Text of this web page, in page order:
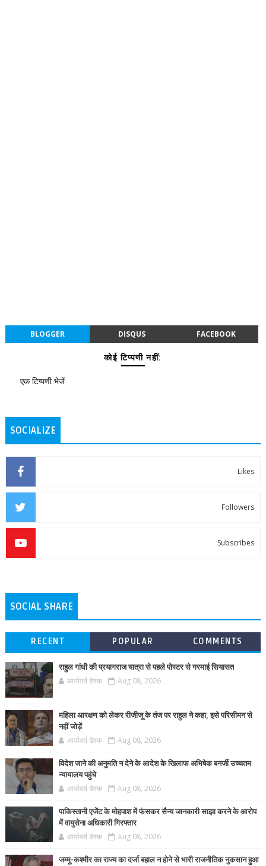
BLOGGER DISQUS FACEBOOK
कोई टिप्पणी नहीं:
एक टिप्पणी भेजें
SOCIALIZE
Likes
Followers
Subscribes
SOCIAL SHARE
RECENT POPULAR COMMENTS
राहुल गांधी की प्रयागराज यात्रा से पहले पोस्टर से गरमाई सियासत
आर्यावर्त डेस्क Aug 08, 2026
महिला आरक्षण को लेकर रीजीजू के तंज पर राहुल ने कहा, इसे परिसीमन से
नहीं जोड़ें
आर्यावर्त डेस्क Aug 08, 2026
विदेश जाने की अनुमति न देने के आदेश के खिलाफ अभिषेक बनर्जी उच्चतम
न्यायालय पहुंचे
आर्यावर्त डेस्क Aug 08, 2026
पाकिस्तानी एजेंट के मोहपाश में फंसकर सैन्य जानकारी साझा करने के आरोप
में वायुसेना अधिकारी गिरफ्तार
आर्यावर्त डेस्क Aug 08, 2026
जम्मू-कश्मीर का राज्य का दर्जा बहाल न होने से भारी राजनीतिक नुकसान हुआ